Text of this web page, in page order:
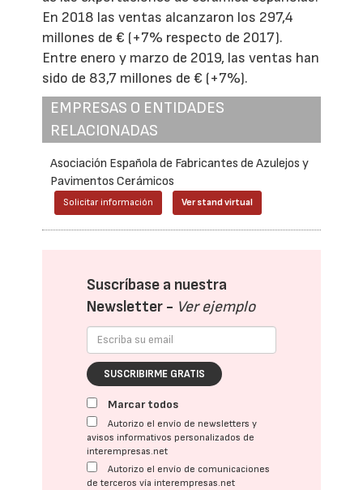
En 2018 las ventas alcanzaron los 297,4
millones de € (+7% respecto de 2017).
Entre enero y marzo de 2019, las ventas han
sido de 83,7 millones de € (+7%).
EMPRESAS O ENTIDADES
RELACIONADAS
Asociación Española de Fabricantes de Azulejos y
Pavimentos Cerámicos
Solicitar información Ver stand virtual
Suscríbase a nuestra
Newsletter - Ver ejemplo
SUSCRIBIRME GRATIS
Marcar todos
Autorizo el envío de newsletters y
avisos informativos personalizados de
interempresas.net
Autorizo el envío de comunicaciones
de terceros vía interempresas.net